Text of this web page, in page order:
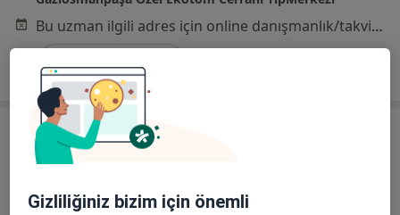
Bu uzman ilgili adres için online danışmanlık/takvim sunmuyor.
Randevu talep et
Gizliliğiniz bizim için önemli